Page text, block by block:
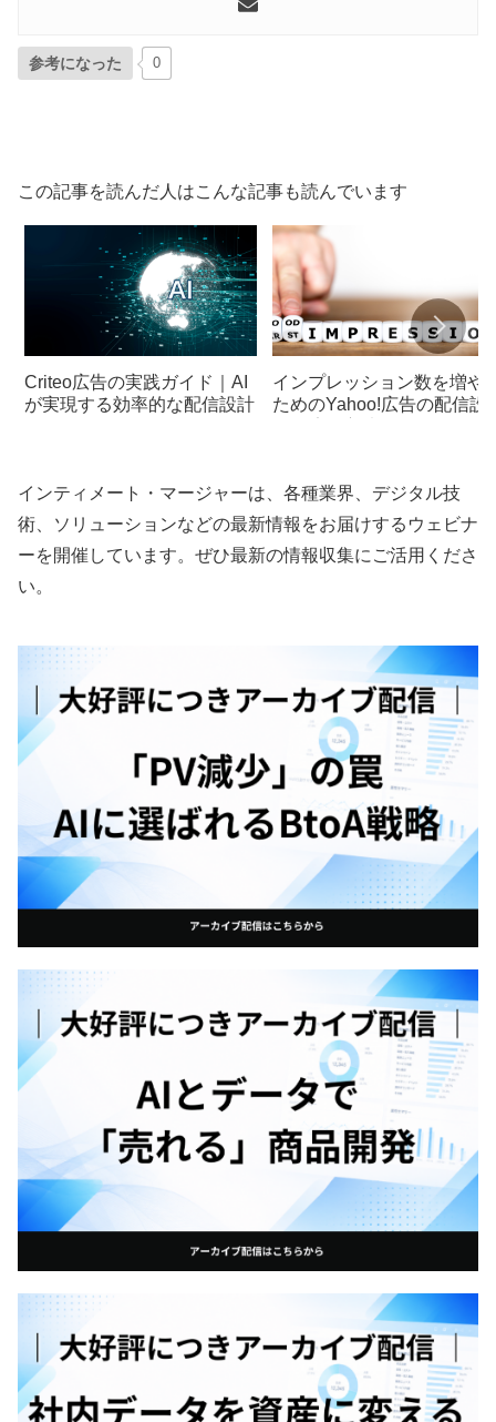
参考になった 0
この記事を読んだ人はこんな記事も読んでいます
Criteo広告の実践ガイド｜AI
が実現する効率的な配信設計
インプレッション数を増や
ためのYahoo!広告の配信設
インティメート・マージャーは、各種業界、デジタル技
術、ソリューションなどの最新情報をお届けするウェビナ
ーを開催しています。ぜひ最新の情報収集にご活用くださ
い。